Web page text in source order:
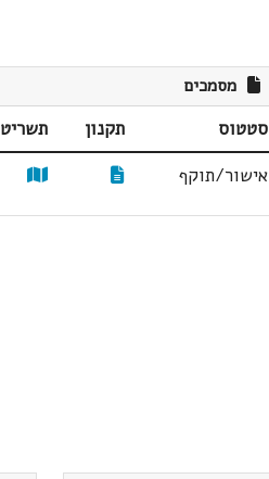
מסמכים
סטטוס תקנון תשריט
אישור/תוקף